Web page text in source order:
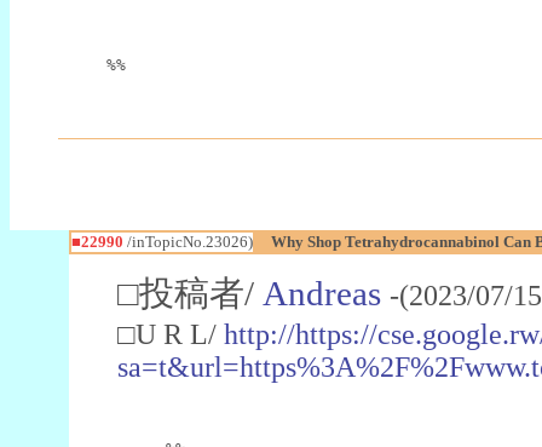
%%
■22990 /inTopicNo.23026) Why Shop Tetrahydrocannabinol Can
□投稿者/ Andreas -(2023/07/
□U R L/ http://https://